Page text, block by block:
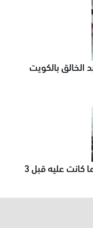
الخالق بالكويت
صوت أمريكا: شعبية مرسي زادت عما كانت عليه قبل 3